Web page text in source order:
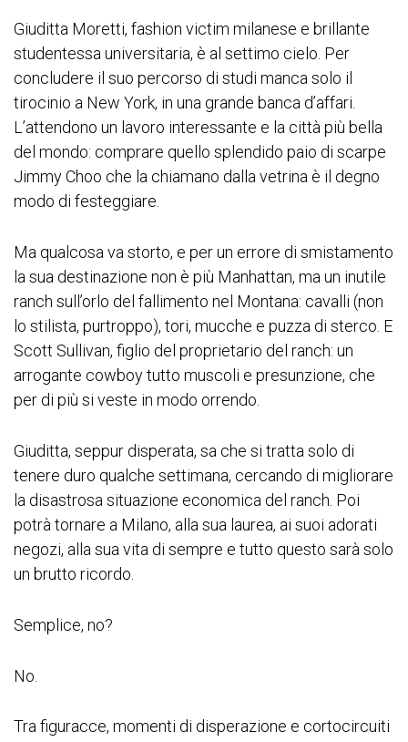
Giuditta Moretti, fashion victim milanese e brillante
studentessa universitaria, è al settimo cielo. Per
concludere il suo percorso di studi manca solo il
tirocinio a New York, in una grande banca d’affari.
L’attendono un lavoro interessante e la città più bella
del mondo: comprare quello splendido paio di scarpe
Jimmy Choo che la chiamano dalla vetrina è il degno
modo di festeggiare.
Ma qualcosa va storto, e per un errore di smistamento
la sua destinazione non è più Manhattan, ma un inutile
ranch sull’orlo del fallimento nel Montana: cavalli (non
lo stilista, purtroppo), tori, mucche e puzza di sterco. E
Scott Sullivan, figlio del proprietario del ranch: un
arrogante cowboy tutto muscoli e presunzione, che
per di più si veste in modo orrendo.
Giuditta, seppur disperata, sa che si tratta solo di
tenere duro qualche settimana, cercando di migliorare
la disastrosa situazione economica del ranch. Poi
potrà tornare a Milano, alla sua laurea, ai suoi adorati
negozi, alla sua vita di sempre e tutto questo sarà solo
un brutto ricordo.
Semplice, no?
No.
Tra figuracce, momenti di disperazione e cortocircuiti